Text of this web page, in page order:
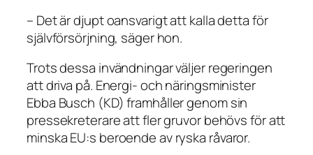
– Det är djupt oansvarigt att kalla detta för
självförsörjning, säger hon.
Trots dessa invändningar väljer regeringen
att driva på. Energi- och näringsminister
Ebba Busch (KD) framhåller genom sin
pressekreterare att fler gruvor behövs för att
minska EU:s beroende av ryska råvaror.